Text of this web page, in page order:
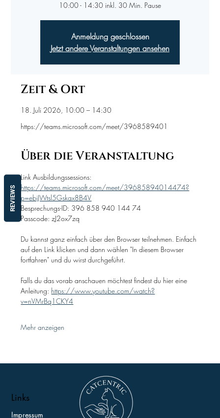
10:00 - 14:30 inkl. 30 Min. Pause
Anmeldung geschlossen
Jetzt andere Veranstaltungen ansehen
Zeit & Ort
18. Juli 2026, 10:00 – 14:30
https://teams.microsoft.com/meet/3968589401
Über die Veranstaltung
Link Ausbildungssessions:
https://teams.microsoft.com/meet/39685894014474?
p=ebiJWtsl5Gskax8B4V
Besprechungs-ID: 396 858 940 144 74
Passcode: zJ2ox7zq
Du kannst ganz einfach über den Browser teilnehmen. Einfach
auf den Link klicken und dann wählen "In diesem Browser
fortfahren" und du wirst durchgeführt.
Falls du das vorab anschauen möchtest findest du hier eine
Anleitung: https://www.youtube.com/watch?
v=nVMrBq1CKY4
Mehr anzeigen
Links
Impressum
REVIEWS